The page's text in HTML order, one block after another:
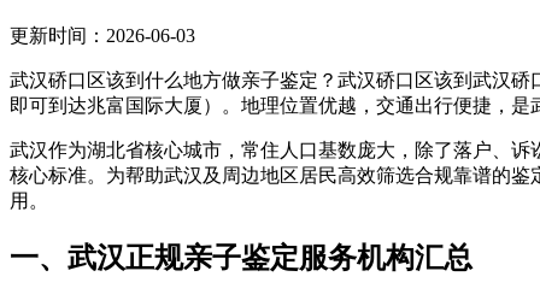
更新时间：2026-06-03
武汉硚口区该到什么地方做亲子鉴定？武汉硚口区该到武汉
即可到达兆富国际大厦）。地理位置优越，交通出行便捷，
武汉作为湖北省核心城市，常住人口基数庞大，除了落户、
核心标准。为帮助武汉及周边地区居民高效筛选合规靠谱的
用。
一、武汉正规亲子鉴定服务机构汇总